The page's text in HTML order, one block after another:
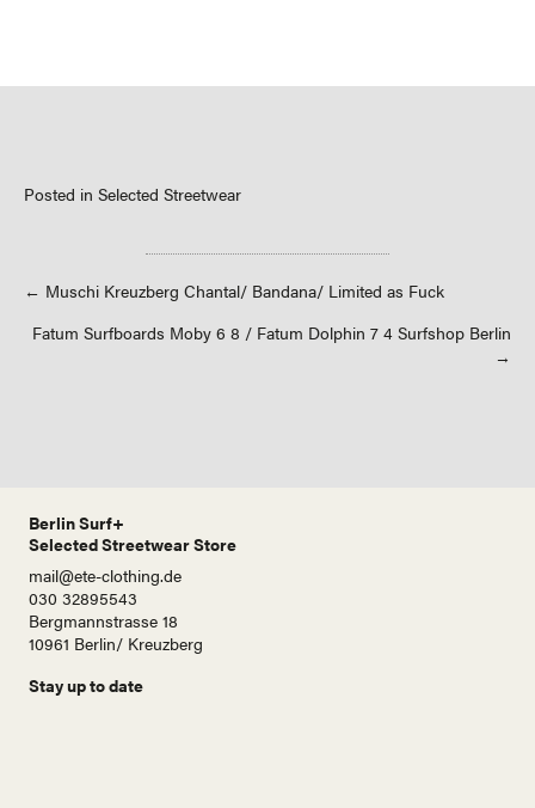
Posted in Selected Streetwear
Posts
navigation
← Muschi Kreuzberg Chantal/ Bandana/ Limited as Fuck
Fatum Surfboards Moby 6 8 / Fatum Dolphin 7 4 Surfshop Berlin
→
Berlin Surf+
Selected Streetwear Store
mail@ete-clothing.de
030 32895543
Bergmannstrasse 18
10961 Berlin/ Kreuzberg
Stay up to date